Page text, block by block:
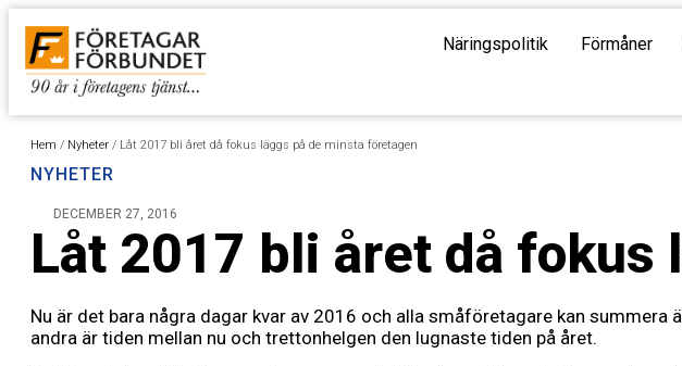
Näringspolitik Förmåner
Hem / Nyheter / Låt 2017 bli året då fokus läggs på de minsta företagen
NYHETER
DECEMBER 27, 2016
Låt 2017 bli året då fokus
Nu är det bara några dagar kvar av 2016 och alla småföretagare kan
andra är tiden mellan nu och trettonhelgen den lugnaste tiden på året.